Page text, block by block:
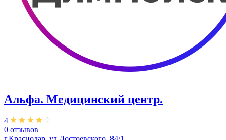
Альфа. Медицинский центр.
4
0 отзывов